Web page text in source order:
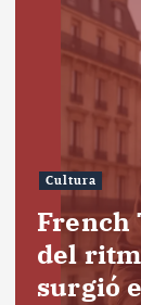
Cultura
French
del
surgió